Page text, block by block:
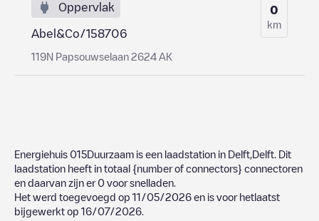
Oppervlak
Abel&Co/158706
119N Papsouwselaan 2624 AK
0
km
Energiehuis 015Duurzaam is een laadstation in Delft Delft . Dit
laadstation heeft in totaal {number of connectors} connectoren
en daarvan zijn er 0 voor snelladen.
Het werd toegevoegd op 11/05/2026 en is voor hetlaatst
bijgewerkt op 16/07/2026